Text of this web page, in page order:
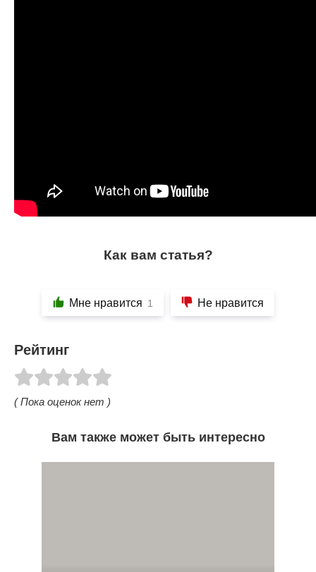
Как вам статья?
Мне нравится 1 Не нравится
Рейтинг
( Пока оценок нет )
Вам также может быть интересно